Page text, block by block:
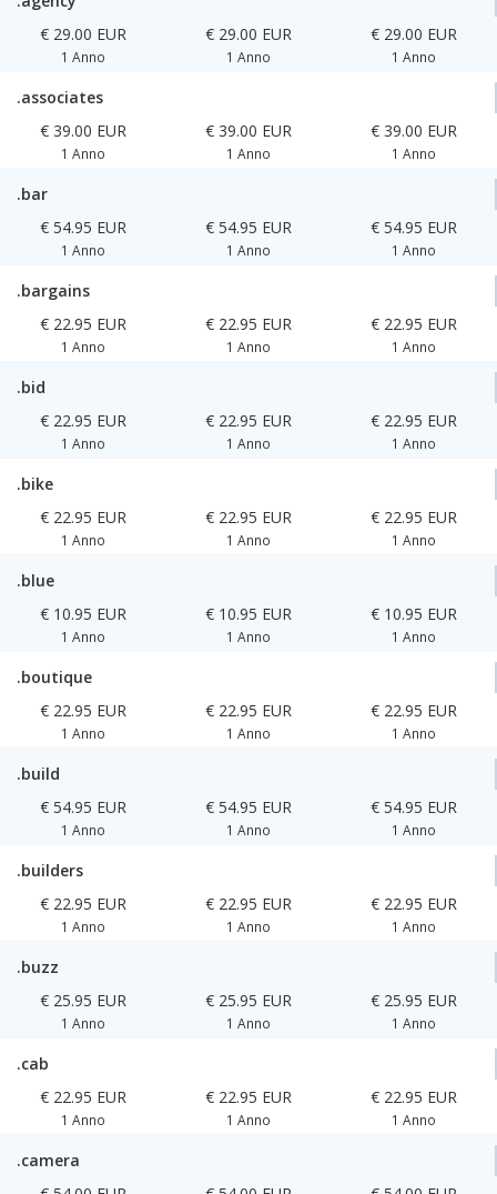
€ 29.00 EUR
1 Anno
€ 29.00 EUR
1 Anno
€ 29.00 EUR
1 Anno
.associates
€ 39.00 EUR
1 Anno
€ 39.00 EUR
1 Anno
€ 39.00 EUR
1 Anno
.bar
€ 54.95 EUR
1 Anno
€ 54.95 EUR
1 Anno
€ 54.95 EUR
1 Anno
.bargains
€ 22.95 EUR
1 Anno
€ 22.95 EUR
1 Anno
€ 22.95 EUR
1 Anno
.bid
€ 22.95 EUR
1 Anno
€ 22.95 EUR
1 Anno
€ 22.95 EUR
1 Anno
.bike
€ 22.95 EUR
1 Anno
€ 22.95 EUR
1 Anno
€ 22.95 EUR
1 Anno
.blue
€ 10.95 EUR
1 Anno
€ 10.95 EUR
1 Anno
€ 10.95 EUR
1 Anno
.boutique
€ 22.95 EUR
1 Anno
€ 22.95 EUR
1 Anno
€ 22.95 EUR
1 Anno
.build
€ 54.95 EUR
1 Anno
€ 54.95 EUR
1 Anno
€ 54.95 EUR
1 Anno
.builders
€ 22.95 EUR
1 Anno
€ 22.95 EUR
1 Anno
€ 22.95 EUR
1 Anno
.buzz
€ 25.95 EUR
1 Anno
€ 25.95 EUR
1 Anno
€ 25.95 EUR
1 Anno
.cab
€ 22.95 EUR
1 Anno
€ 22.95 EUR
1 Anno
€ 22.95 EUR
1 Anno
.camera